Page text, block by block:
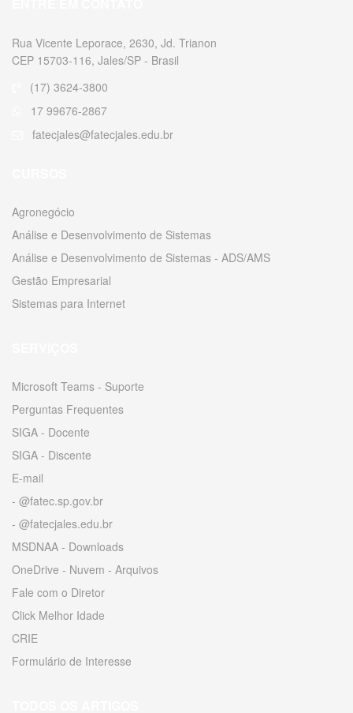
Rua Vicente Leporace, 2630, Jd. Trianon
CEP 15703-116, Jales/SP - Brasil
(17) 3624-3800
17 99676-2867
fatecjales@fatecjales.edu.br
Agronegócio
Análise e Desenvolvimento de Sistemas
Análise e Desenvolvimento de Sistemas - ADS/AMS
Gestão Empresarial
Sistemas para Internet
Microsoft Teams - Suporte
Perguntas Frequentes
SIGA - Docente
SIGA - Discente
E-mail
- @fatec.sp.gov.br
- @fatecjales.edu.br
MSDNAA - Downloads
OneDrive - Nuvem - Arquivos
Fale com o Diretor
Click Melhor Idade
CRIE
Formulário de Interesse